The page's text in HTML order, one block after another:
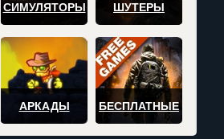
СИМУЛЯТОРЫ ШУТЕРЫ
АРКАДЫ БЕСПЛАТНЫЕ